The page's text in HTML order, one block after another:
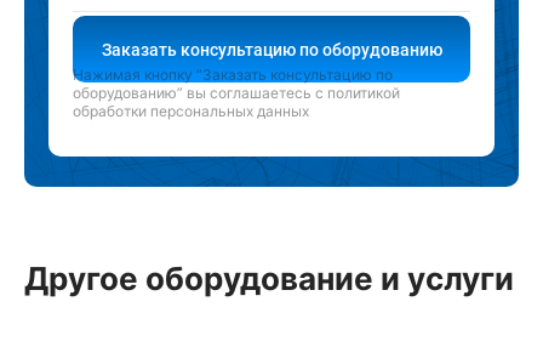
Заказать консультацию по оборудованию
Нажимая кнопку “Заказать консультацию по
оборудованию” вы соглашаетесь с политикой
обработки персональных данных
Другое оборудование и услуги